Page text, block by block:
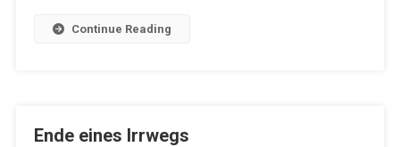
Continue Reading
Ende eines Irrwegs